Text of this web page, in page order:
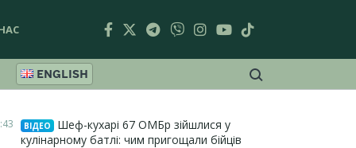
ENGLISH
ВІДЕО
Шеф-кухарі 67 ОМБр зійшлися у
кулінарному батлі: чим пригощали бійців